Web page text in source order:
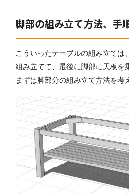
脚部の組み立て方法、手
こういったテーブルの組み立ては
組み立てて、最後に脚部に天板を
まずは脚部分の組み立て方法を考